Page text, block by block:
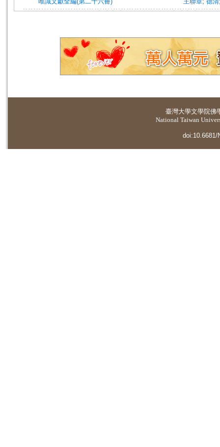
臺灣大學文學院佛
National Taiwan
doi:10.6681/